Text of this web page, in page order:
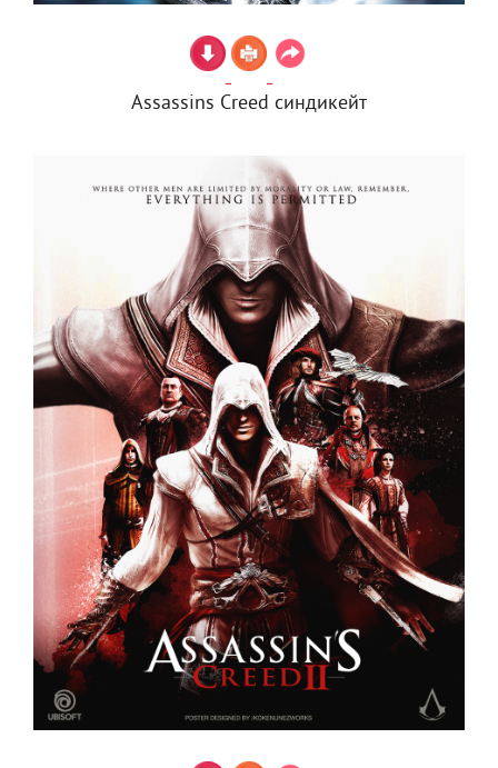
Assassins Creed синдикейт